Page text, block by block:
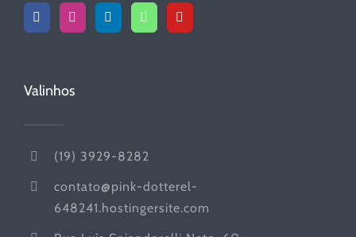
Valinhos
(19) 3929-8282
contato@pink-dotterel-
648241.hostingersite.com